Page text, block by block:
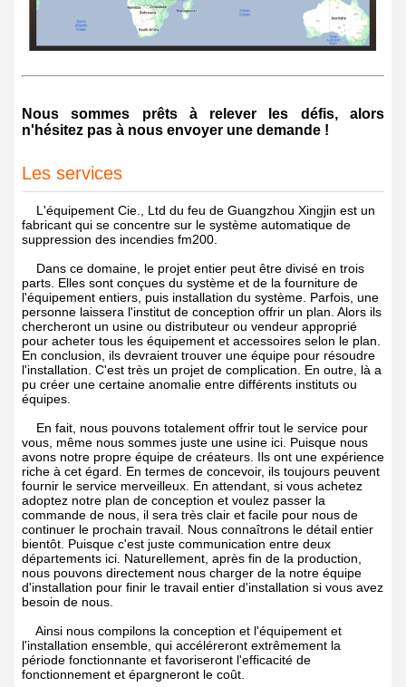
Nous sommes prêts à relever les défis, alors
n'hésitez pas à nous envoyer une demande !
Les services
L'équipement Cie., Ltd du feu de Guangzhou Xingjin est un
fabricant qui se concentre sur le système automatique de
suppression des incendies fm200.
Dans ce domaine, le projet entier peut être divisé en trois
parts. Elles sont conçues du système et de la fourniture de
l'équipement entiers, puis installation du système. Parfois, une
personne laissera l'institut de conception offrir un plan. Alors ils
chercheront un usine ou distributeur ou vendeur approprié
pour acheter tous les équipement et accessoires selon le plan.
En conclusion, ils devraient trouver une équipe pour résoudre
l'installation. C'est très un projet de complication. En outre, là a
pu créer une certaine anomalie entre différents instituts ou
équipes.
En fait, nous pouvons totalement offrir tout le service pour
vous, même nous sommes juste une usine ici. Puisque nous
avons notre propre équipe de créateurs. Ils ont une expérience
riche à cet égard. En termes de concevoir, ils toujours peuvent
fournir le service merveilleux. En attendant, si vous achetez
adoptez notre plan de conception et voulez passer la
commande de nous, il sera très clair et facile pour nous de
continuer le prochain travail. Nous connaîtrons le détail entier
bientôt. Puisque c'est juste communication entre deux
départements ici. Naturellement, après fin de la production,
nous pouvons directement nous charger de la notre équipe
d'installation pour finir le travail entier d'installation si vous avez
besoin de nous.
Ainsi nous compilons la conception et l'équipement et
l'installation ensemble, qui accéléreront extrêmement la
période fonctionnante et favoriseront l'efficacité de
fonctionnement et épargneront le coût.